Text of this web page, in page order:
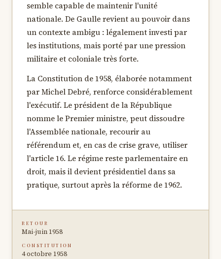
semble capable de maintenir l'unité
nationale. De Gaulle revient au pouvoir dans
un contexte ambigu : légalement investi par
les institutions, mais porté par une pression
militaire et coloniale très forte.
La Constitution de 1958, élaborée notamment
par Michel Debré, renforce considérablement
l'exécutif. Le président de la République
nomme le Premier ministre, peut dissoudre
l'Assemblée nationale, recourir au
référendum et, en cas de crise grave, utiliser
l'article 16. Le régime reste parlementaire en
droit, mais il devient présidentiel dans sa
pratique, surtout après la réforme de 1962.
RETOUR
Mai-juin 1958
CONSTITUTION
4 octobre 1958